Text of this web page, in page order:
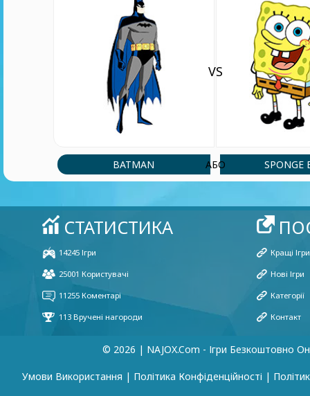
BATMAN
VS
АБО SPONGE
© 2026 | NAJOX.com - Ігри Безкоштовно
Умови Використання | Політика Конфіденційності |